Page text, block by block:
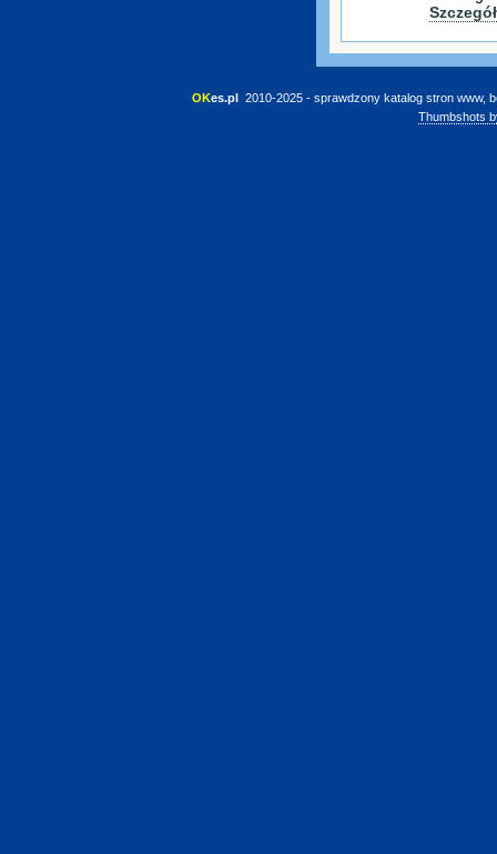
OKes.pl 2010-2025 - sprawdzony katalog stron www,
Thumbshots